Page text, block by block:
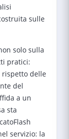
sulle
solo sulla
pratici:
rispetto delle
del
a un
sta
servizio: la